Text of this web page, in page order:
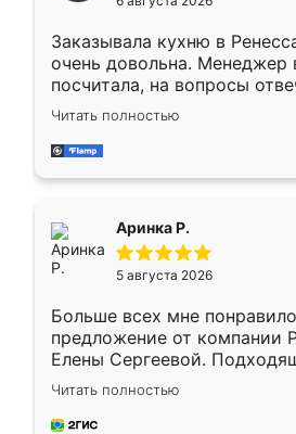
мебели буду заказывать
Заказывала кухню в
очень довольна. Менеджер
посчитала, на вопросы
Замерщик приехал в
делу со всей
за день, ребята работали
Читать полностью
Аринка Р.
5 августа 2026
Больше всех мне
предложение от компании
Елены Сергеевой.
короткие сроки
для замера сотрудник
предложил по моему
Читать полностью